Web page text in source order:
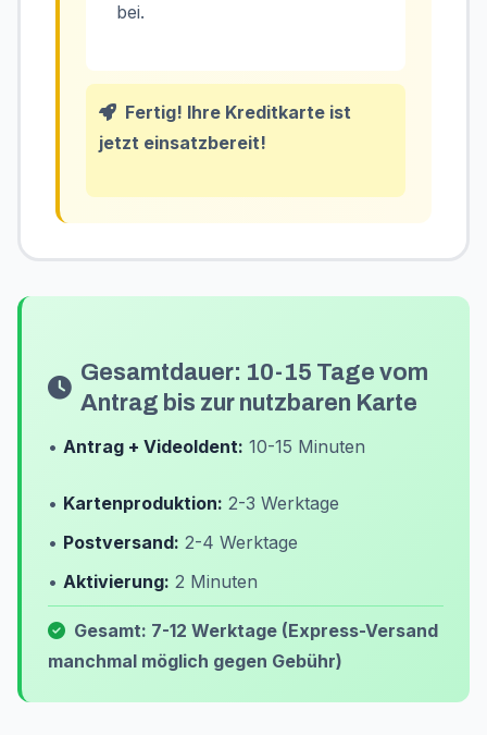
bei.
Fertig! Ihre Kreditkarte ist
jetzt einsatzbereit!
Gesamtdauer: 10-15 Tage vom
Antrag bis zur nutzbaren Karte
• Antrag + VideoIdent: 10-15 Minuten
• Kartenproduktion: 2-3 Werktage
• Postversand: 2-4 Werktage
• Aktivierung: 2 Minuten
Gesamt: 7-12 Werktage (Express-Versand
manchmal möglich gegen Gebühr)